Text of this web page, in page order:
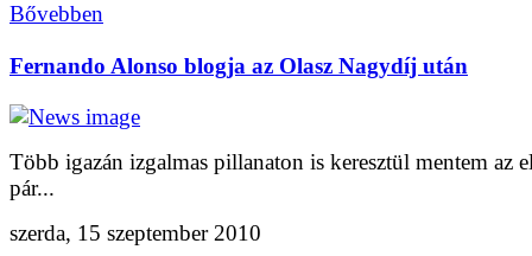
Bővebben
Fernando Alonso blogja az Olasz Nagydíj után
Több igazán izgalmas pillanaton is keresztül mentem az
pár...
szerda, 15 szeptember 2010